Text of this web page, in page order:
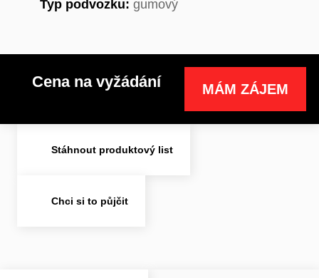
Typ podvozku: gumový
Cena na vyžádání MÁM ZÁJEM
Stáhnout produktový list
Chci si to půjčit